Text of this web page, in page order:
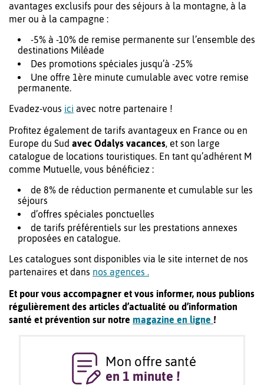
avantages exclusifs pour des séjours à la montagne, à la
mer ou à la campagne :
-5% à -10% de remise permanente sur l’ensemble des
destinations Miléade
Des promotions spéciales jusqu’à -25%
Une offre 1ère minute cumulable avec votre remise
permanente.
Evadez-vous ici avec notre partenaire !
Profitez également de tarifs avantageux en France ou en
Europe du Sud avec Odalys vacances, et son large
catalogue de locations touristiques. En tant qu’adhérent M
comme Mutuelle, vous bénéficiez :
de 8% de réduction permanente et cumulable sur les
séjours
d’offres spéciales ponctuelles
de tarifs préférentiels sur les prestations annexes
proposées en catalogue.
Les catalogues sont disponibles via le site internet de nos
partenaires et dans nos agences .
Et pour vous accompagner et vous informer, nous publions
régulièrement des articles d’actualité ou d’information
santé et prévention sur notre magazine en ligne !
Mon offre santé
en 1 minute !